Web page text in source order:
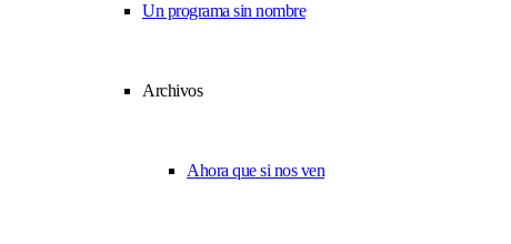
Un programa sin nombre
Archivos
Ahora que si nos ven